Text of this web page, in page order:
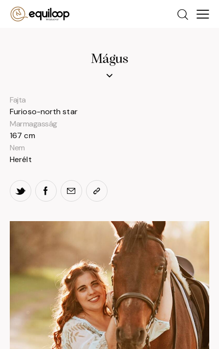
Mágus
Fajta
Furioso-north star
Marmagasság
167 cm
Nem
Herélt